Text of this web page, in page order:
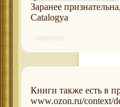
Заранее признательна,
Catalogya
ответить
Книги также есть в
www.ozon.ru/context/